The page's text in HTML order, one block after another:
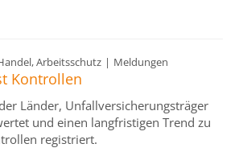
Arbeitsschutz | Meldungen
Kontrollen
Länder, Unfallversicherungsträger
und einen langfristigen Trend zu
registriert.